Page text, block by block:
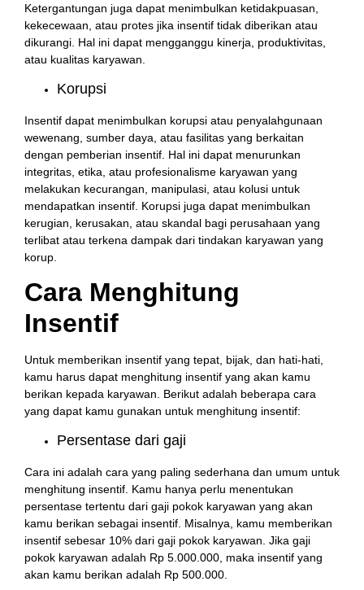
Ketergantungan juga dapat menimbulkan ketidakpuasan,
kekecewaan, atau protes jika insentif tidak diberikan atau
dikurangi. Hal ini dapat mengganggu kinerja, produktivitas,
atau kualitas karyawan.
Korupsi
Insentif dapat menimbulkan korupsi atau penyalahgunaan
wewenang, sumber daya, atau fasilitas yang berkaitan
dengan pemberian insentif. Hal ini dapat menurunkan
integritas, etika, atau profesionalisme karyawan yang
melakukan kecurangan, manipulasi, atau kolusi untuk
mendapatkan insentif. Korupsi juga dapat menimbulkan
kerugian, kerusakan, atau skandal bagi perusahaan yang
terlibat atau terkena dampak dari tindakan karyawan yang
korup.
Cara Menghitung
Insentif
Untuk memberikan insentif yang tepat, bijak, dan hati-hati,
kamu harus dapat menghitung insentif yang akan kamu
berikan kepada karyawan. Berikut adalah beberapa cara
yang dapat kamu gunakan untuk menghitung insentif:
Persentase dari gaji
Cara ini adalah cara yang paling sederhana dan umum untuk
menghitung insentif. Kamu hanya perlu menentukan
persentase tertentu dari gaji pokok karyawan yang akan
kamu berikan sebagai insentif. Misalnya, kamu memberikan
insentif sebesar 10% dari gaji pokok karyawan. Jika gaji
pokok karyawan adalah Rp 5.000.000, maka insentif yang
akan kamu berikan adalah Rp 500.000.